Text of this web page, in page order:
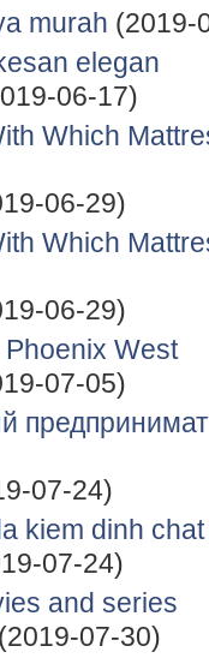
murah (2019-
elegan
06-17)
Which
06-29)
Which
06-29)
West
07-05)
07-24)
kiem dinh
07-24)
and series
(2019-07-30)